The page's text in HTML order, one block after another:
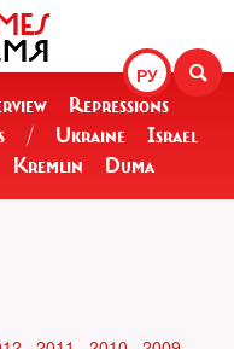
РУ
Repressions
/ Ukraine
Israel
Kremlin Duma